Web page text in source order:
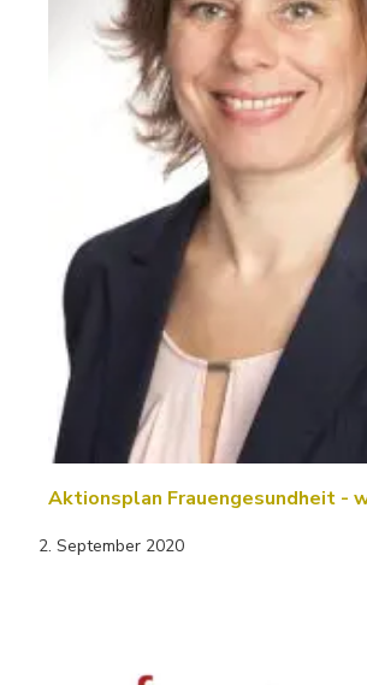
Aktionsplan Frauengesundheit -
2. September 2020